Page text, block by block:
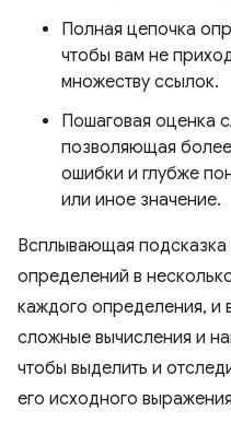
Полная цепочка
чтобы вам не
множеству ссылок.
Пошаговая оценка
позволяющая
ошибки и глубже
или иное значение.
Всплывающая
определений в
каждого определения, и
сложные вычисления и
чтобы выделить и
его исходного